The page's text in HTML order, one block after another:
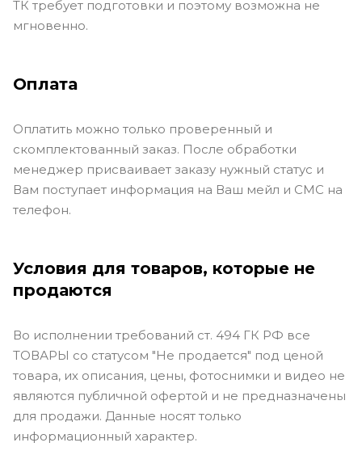
ТК требует подготовки и поэтому возможна не
мгновенно.
Оплата
Оплатить можно только проверенный и
скомплектованный заказ. После обработки
менеджер присваивает заказу нужный статус и
Вам поступает информация на Ваш мейл и СМС на
телефон.
Условия для товаров, которые не
продаются
Во исполнении требований ст. 494 ГК РФ все
ТОВАРЫ со статусом "Не продается" под ценой
товара, их описания, цены, фотоснимки и видео не
являются публичной офертой и не предназначены
для продажи. Данные носят только
информационный характер.